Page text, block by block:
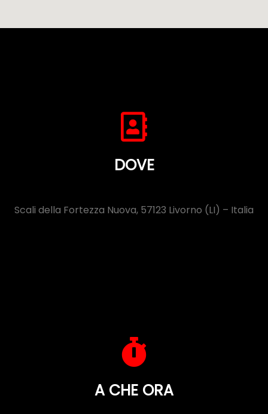
DOVE
Scali della Fortezza Nuova, 57123 Livorno (LI) – Italia
A CHE ORA